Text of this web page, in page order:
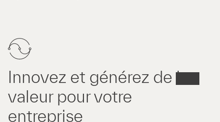
Innovez et générez de la
valeur pour votre
entreprise